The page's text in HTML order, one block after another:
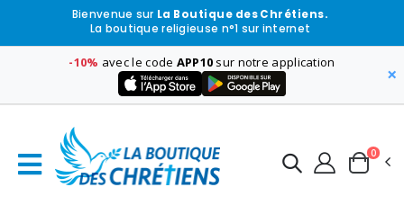
Bienvenue sur La Boutique des Chrétiens.
La boutique religieuse n°1 sur internet
-10% avec le code APP10 sur notre application
×
0